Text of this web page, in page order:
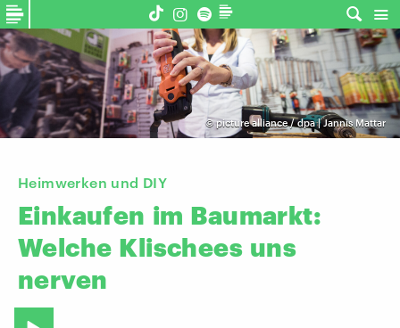
©picture alliance / dpa | Jannis Mattar
Heimwerken und DIY
Einkaufen im Baumarkt:
Welche Klischees uns
nerven